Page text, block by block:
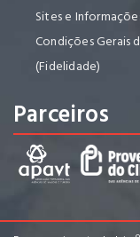
Sites e
Condições Gerais
(Fidelidade)
Parceiros